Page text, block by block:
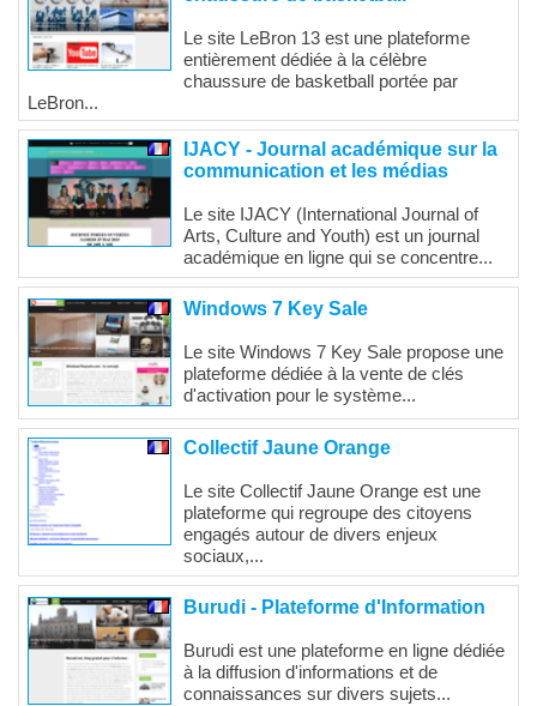
Le site LeBron 13 est une plateforme
entièrement dédiée à la célèbre
chaussure de basketball portée par
LeBron...
IJACY - Journal académique sur la
communication et les médias
Le site IJACY (International Journal of
Arts, Culture and Youth) est un journal
académique en ligne qui se concentre...
Windows 7 Key Sale
Le site Windows 7 Key Sale propose une
plateforme dédiée à la vente de clés
d'activation pour le système...
Collectif Jaune Orange
Le site Collectif Jaune Orange est une
plateforme qui regroupe des citoyens
engagés autour de divers enjeux
sociaux,...
Burudi - Plateforme d'Information
Burudi est une plateforme en ligne dédiée
à la diffusion d'informations et de
connaissances sur divers sujets...